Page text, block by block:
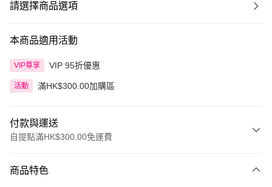
請選擇商品選項
本商品適用活動
VIP尊享 VIP 95折優惠
活動 滿HK$300.00加購區
付款與運送
自提點滿HK$300.00免運費
信用卡
商品特色